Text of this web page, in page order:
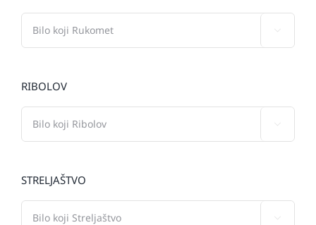
RIBOLOV
STRELJAŠTVO